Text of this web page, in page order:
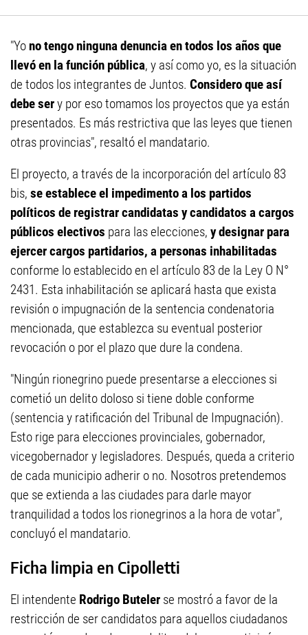
"Yono tengo ninguna denuncia en todos los años que
llevó en la función pública, y así como yo, es la situación
de todos los integrantes de Juntos. Considero que así
debe sery por eso tomamos los proyectos que ya están
presentados. Es más restrictiva que las leyes que tienen
otras provincias", resaltó el mandatario.
El proyecto, a través de la incorporación del artículo 83
bis, se establece el impedimento a los partidos
políticos de registrar candidatas y candidatos a cargos
públicos electivos para las elecciones, y designar para
ejercer cargos partidarios, a personas inhabilitadas
conforme lo establecido en el artículo 83 de la Ley O N°
2431. Esta inhabilitación se aplicará hasta que exista
revisión o impugnación de la sentencia condenatoria
mencionada, que establezca su eventual posterior
revocación o por el plazo que dure la condena.
"Ningún rionegrino puede presentarse a elecciones si
cometió un delito doloso si tiene doble conforme
(sentencia y ratificación del Tribunal de Impugnación).
Esto rige para elecciones provinciales, gobernador,
vicegobernador y legisladores. Después, queda a criterio
de cada municipio adherir o no. Nosotros pretendemos
que se extienda a las ciudades para darle mayor
tranquilidad a todos los rionegrinos a la hora de votar",
concluyó el mandatario.
Ficha limpia en Cipolletti
El intendente Rodrigo Buteler se mostró a favor de la
restricción de ser candidatos para aquellos ciudadanos